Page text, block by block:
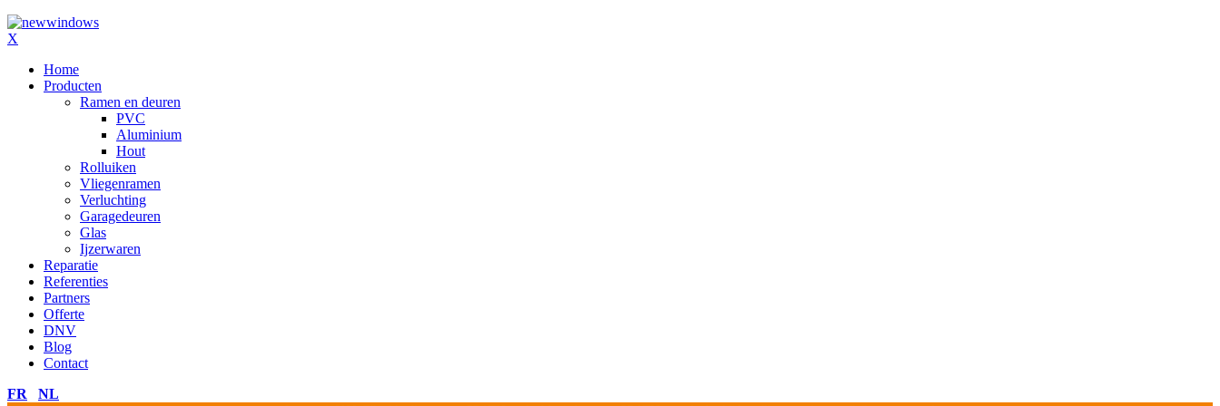
X
Home
Producten
Ramen en deuren
PVC
Aluminium
Hout
Rolluiken
Vliegenramen
Verluchting
Garagedeuren
Glas
Ijzerwaren
Reparatie
Referenties
Partners
Offerte
DNV
Blog
Contact
FR
NL